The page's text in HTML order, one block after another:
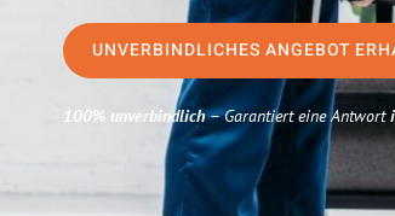
UNVERBINDLICHES ANGEBOT
100% unverbindlich– Garantiert eine Antwort